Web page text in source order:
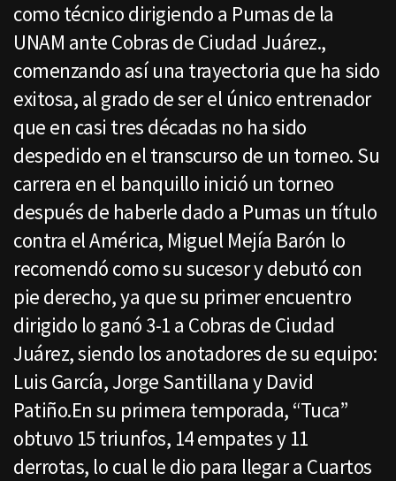
como técnico dirigiendo a Pumas de la
UNAM ante Cobras de Ciudad Juárez.,
comenzando así una trayectoria que ha sido
exitosa, al grado de ser el único entrenador
que en casi tres décadas no ha sido
despedido en el transcurso de un torneo. Su
carrera en el banquillo inició un torneo
después de haberle dado a Pumas un título
contra el América, Miguel Mejía Barón lo
recomendó como su sucesor y debutó con
pie derecho, ya que su primer encuentro
dirigido lo ganó 3-1 a Cobras de Ciudad
Juárez, siendo los anotadores de su equipo:
Luis García, Jorge Santillana y David
Patiño.En su primera temporada, “Tuca”
obtuvo 15 triunfos, 14 empates y 11
derrotas, lo cual le dio para llegar a Cuartos